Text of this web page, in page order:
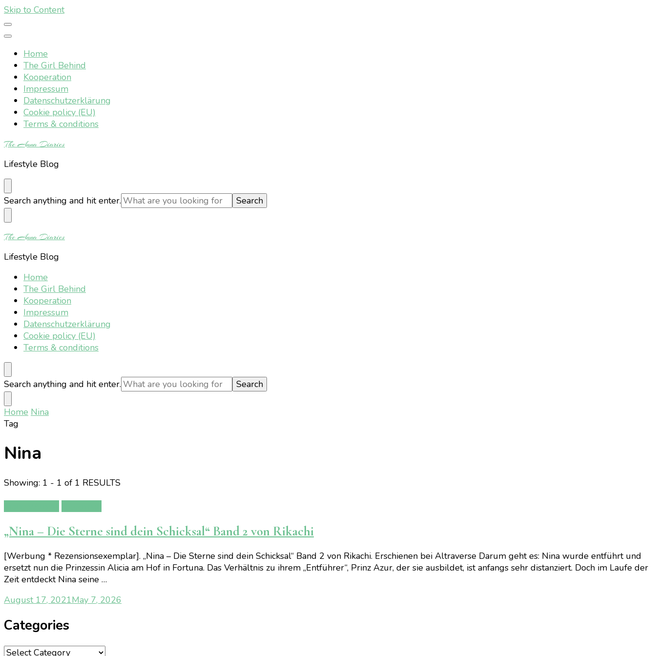
Skip to Content
Home
The Girl Behind
Kooperation
Impressum
Datenschutzerklärung
Cookie policy (EU)
Terms & conditions
The Anna Diaries
Lifestyle Blog
Looking
for
Something?
Search anything and hit enter.
The Anna Diaries
Lifestyle Blog
Home
The Girl Behind
Kooperation
Impressum
Datenschutzerklärung
Cookie policy (EU)
Terms & conditions
Looking
for
Something?
Search anything and hit enter.
Home Nina
Tag
Nina
Showing: 1 - 1 of 1 RESULTS
„Nina – Die Sterne sind dein Schicksal“ Band 2 von Rikachi
[Werbung * Rezensionsexemplar]. „Nina – Die Sterne sind dein Schicksal“ Band 2 von Rikachi. Erschienen bei Altraverse Darum geht es: Nina wurde entführt und
ersetzt nun die Prinzessin Alicia am Hof in Fortuna. Das Verhältnis zu ihrem „Entführer“, Prinz Azur, der sie ausbildet, ist anfangs sehr distanziert. Doch im Laufe der
Zeit entdeckt Nina seine …
August 17, 2021May 7, 2026
Categories
Categories